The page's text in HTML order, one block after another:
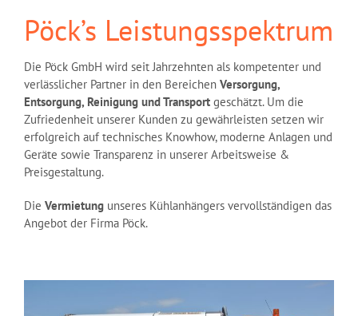
Pöck’s Leistungsspektrum
Die Pöck GmbH wird seit Jahrzehnten als kompetenter und
verlässlicher Partner in den Bereichen Versorgung,
Entsorgung, Reinigung und Transportgeschätzt. Um die
Zufriedenheit unserer Kunden zu gewährleisten setzen wir
erfolgreich auf technisches Knowhow, moderne Anlagen und
Geräte sowie Transparenz in unserer Arbeitsweise &
Preisgestaltung.
Die Vermietungunseres Kühlanhängers vervollständigen das
Angebot der Firma Pöck.